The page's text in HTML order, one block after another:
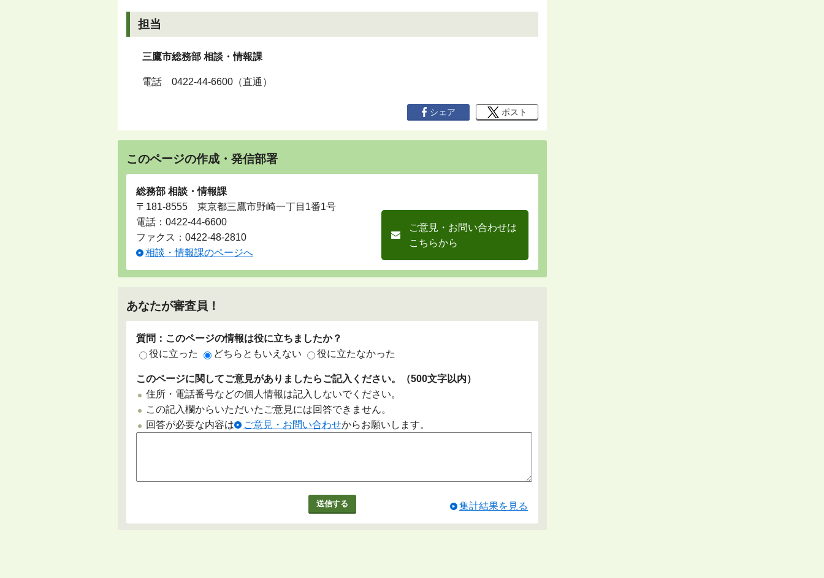
担当
三鷹市総務部 相談・情報課
電話 0422-44-6600 （直通）
シェア ポスト
このページの作成・発信部署
総務部 相談・情報課
〒181-8555 東京都三鷹市野崎一丁目1番1号
電話： 0422-44-6600
ファクス：0422-48-2810
相談・情報課のページへ
ご意見・お問い合わせは
こちらから
あなたが審査員！
質問：このページの情報は役に立ちましたか？
役に立った
どちらともいえない 役に立たなかった
このページに関してご意見がありましたらご記入ください。（500文字以内）
住所・電話番号などの個人情報は記入しないでください。
この記入欄からいただいたご意見には回答できません。
回答が必要な内容は
ご意見・お問い合わせからお願いします。
集計結果を見る